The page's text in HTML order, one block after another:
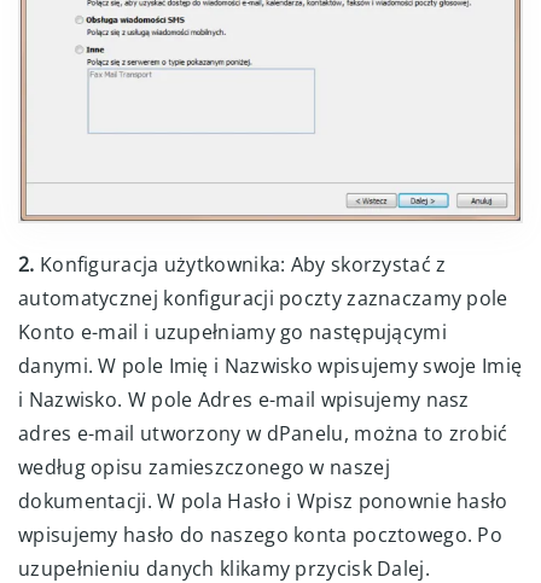
2. Konfiguracja użytkownika: Aby skorzystać z
automatycznej konfiguracji poczty zaznaczamy pole
Konto e-mail i uzupełniamy go następującymi
danymi. W pole Imię i Nazwisko wpisujemy swoje Imię
i Nazwisko. W pole Adres e-mail wpisujemy nasz
adres e-mail utworzony w dPanelu, można to zrobić
według opisu zamieszczonego w naszej
dokumentacji. W pola Hasło i Wpisz ponownie hasło
wpisujemy hasło do naszego konta pocztowego. Po
uzupełnieniu danych klikamy przycisk Dalej.